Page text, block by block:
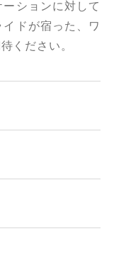
ションに対して
ドが宿った、ワ
ください。